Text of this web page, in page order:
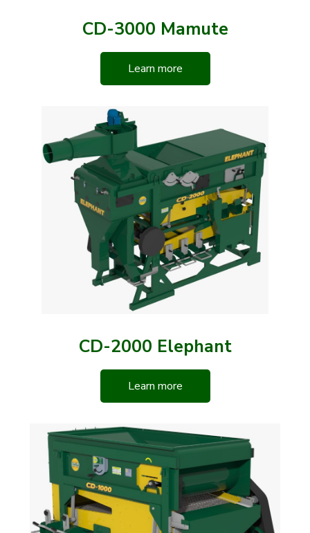
CD-3000 Mamute
Learn more
CD-2000 Elephant
Learn more